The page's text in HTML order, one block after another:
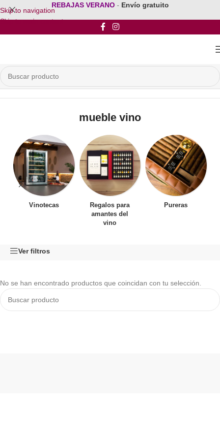
Skip to navigation
Skip to main content
REBAJAS VERANO - Envío gratuito
Inicio/Productos etiquetados “mueble vino”
mueble vino
Vinotecas
Regalos para
amantes del
vino
Pureras
Ver filtros
No se han encontrado productos que coincidan con tu selección.